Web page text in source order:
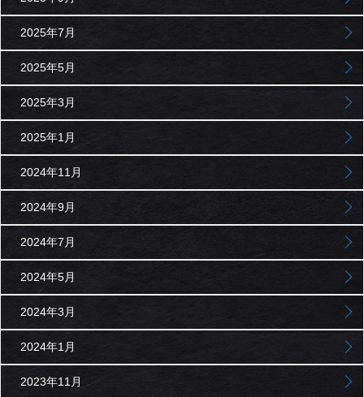
2025年7月
2025年5月
2025年3月
2025年1月
2024年11月
2024年9月
2024年7月
2024年5月
2024年3月
2024年1月
2023年11月